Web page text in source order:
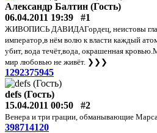
Александр Балтин (Гость)
06.04.2011 19:39
#1
ЖИВОПИСЬ ДАВИДАГордец, неистовы
император,в нём волю к власти каждый
убит, вода течёт,вода, окрашенная
мир любовью не живёт. ❯❯❯
1292375945
defs (Гость)
15.04.2011 00:50
#2
Венера и три грации, обманывающие
398714120